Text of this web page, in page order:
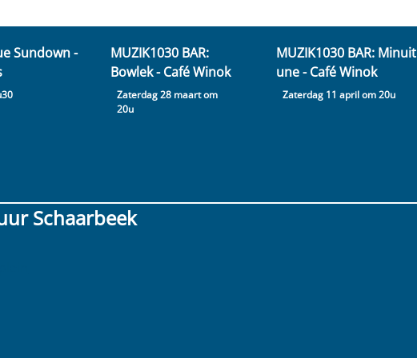
Sundown -
MUZIK1030 BAR:
Bowlek - Café Winok
Zaterdag 28 maart om
20u
MUZIK1030 BAR: Minuit
une - Café Winok
Zaterdag 11 april om 20u
Schaarbeek